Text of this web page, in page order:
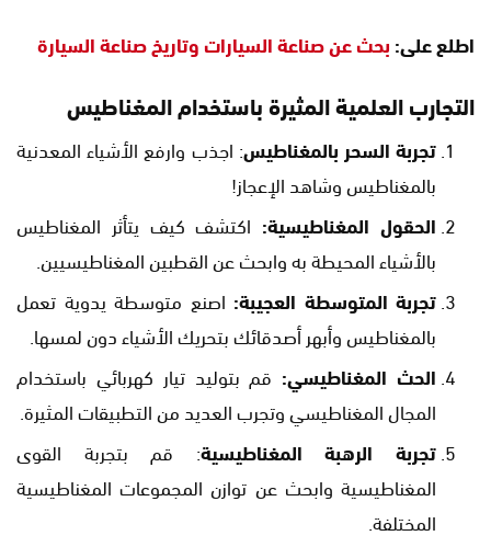
اطلع على:بحث عن صناعة السيارات وتاريخ صناعة السيارة
التجارب العلمية المثيرة باستخدام المغناطيس
تجربة السحر بالمغناطيس: اجذب وارفع الأشياء المعدنية
بالمغناطيس وشاهد الإعجاز!
الحقول المغناطيسية: اكتشف كيف يتأثر المغناطيس
بالأشياء المحيطة به وابحث عن القطبين المغناطيسيين.
تجربة المتوسطة العجيبة: اصنع متوسطة يدوية تعمل
بالمغناطيس وأبهر أصدقائك بتحريك الأشياء دون لمسها.
الحث المغناطيسي: قم بتوليد تيار كهربائي باستخدام
المجال المغناطيسي وتجرب العديد من التطبيقات المثيرة.
تجربة الرهبة المغناطيسية: قم بتجربة القوى
المغناطيسية وابحث عن توازن المجموعات المغناطيسية
المختلفة.